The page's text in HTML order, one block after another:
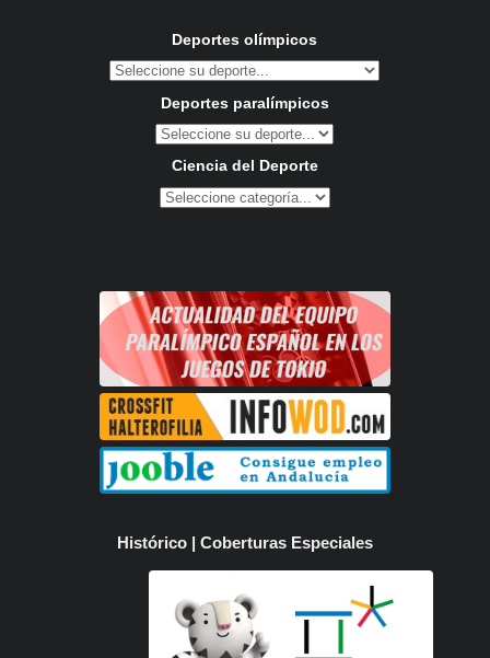
Deportes olímpicos
Deportes paralímpicos
Ciencia del Deporte
Histórico | Coberturas Especiales